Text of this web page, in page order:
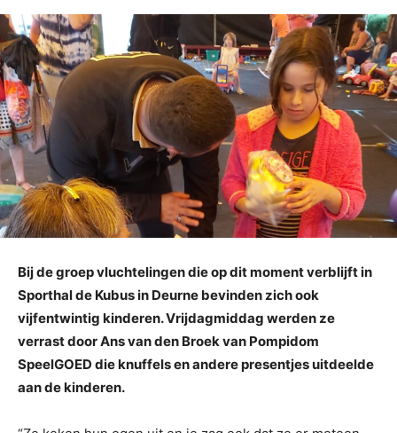
Bij de groep vluchtelingen die op dit moment verblijft in
Sporthal de Kubus in Deurne bevinden zich ook
vijfentwintig kinderen. Vrijdagmiddag werden ze
verrast door Ans van den Broek van Pompidom
SpeelGOED die knuffels en andere presentjes uitdeelde
aan de kinderen.